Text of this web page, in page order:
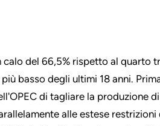
del 66,5% rispetto al quarto
basso degli ultimi 18 anni.
di tagliare la produzione
alle estese